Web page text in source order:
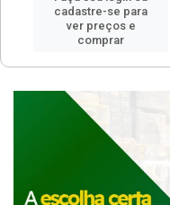
cadastre-se para
ver preços e
comprar